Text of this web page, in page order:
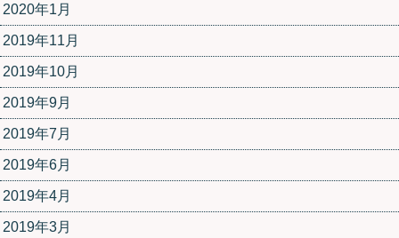
2020年1月
2019年11月
2019年10月
2019年9月
2019年7月
2019年6月
2019年4月
2019年3月